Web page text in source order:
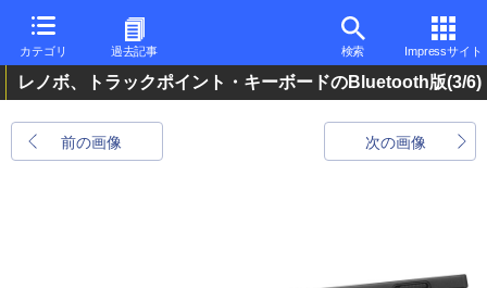
カテゴリ 過去記事 検索 Impressサイト
レノボ、トラックポイント・キーボードのBluetooth版(3/6)
前の画像 次の画像